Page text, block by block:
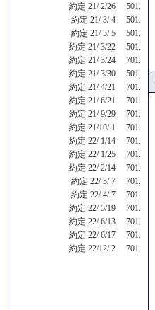
約定 21/ 2/26 501.
約定 21/ 3/ 4 501.
約定 21/ 3/ 5 501.
約定 21/ 3/22 501.
約定 21/ 3/24 701.
約定 21/ 3/30 501.
約定 21/ 4/21 701.
約定 21/ 6/21 701.
約定 21/ 9/29 701.
約定 21/10/ 1 701.
約定 22/ 1/14 701.
約定 22/ 1/25 701.
約定 22/ 2/14 701.
約定 22/ 3/ 7 701.
約定 22/ 4/ 7 701.
約定 22/ 5/19 701.
約定 22/ 6/13 701.
約定 22/ 6/17 701.
約定 22/12/ 2 701.